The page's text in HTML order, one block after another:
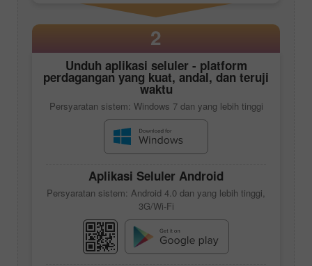
2
Unduh aplikasi seluler - platform
perdagangan yang kuat, andal, dan teruji
waktu
Persyaratan sistem: Windows 7 dan yang lebih tinggi
Aplikasi Seluler Android
Persyaratan sistem: Android 4.0 dan yang lebih tinggi,
3G/Wi-Fi